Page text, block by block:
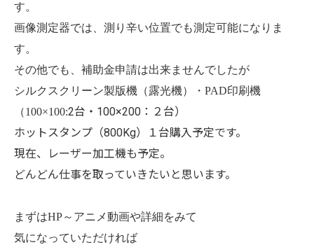
す。
画像測定器では、測り辛い位置でも測定可能になりま
す。
その他でも、補助金申請は出来ませんでしたが
シルクスクリーン製版機（露光機）・PAD印刷機
（100×100:2台・100×200：２台）
ホットスタンプ（800Kg）１台購入予定です。
現在、レーザー加工機も予定。
どんどん仕事を取っていきたいと思います。
まずはHP～アニメ動画や詳細をみて
気になっていただければ